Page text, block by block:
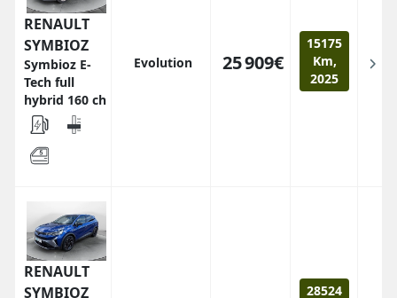
RENAULT
SYMBIOZ
Symbioz E-
Tech full
hybrid 160 ch
Evolution 25 909€
15175
Km,
2025
RENAULT
SYMBIOZ
28524